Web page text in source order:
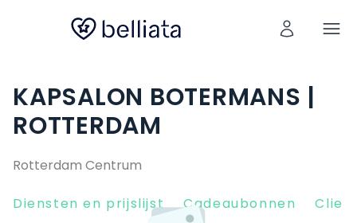
KAPSALON BOTERMANS |
ROTTERDAM
Rotterdam Centrum
Diensten en prijslijst Cadeaubonnen